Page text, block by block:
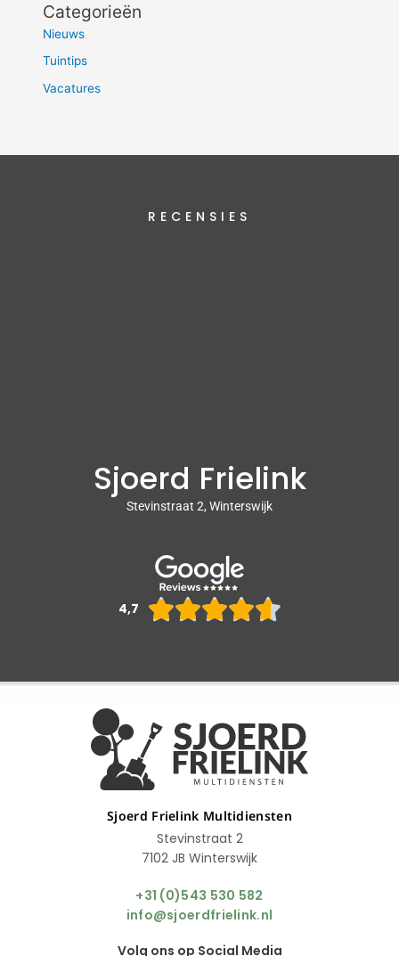
Categorieën
Nieuws
Tuintips
Vacatures
RECENSIES
Sjoerd Frielink
Stevinstraat 2, Winterswijk
4,7 
Sjoerd Frielink Multidiensten
Stevinstraat 2
7102 JB Winterswijk
+31 (0)543 530 582
info@sjoerdfrielink.nl
Volg ons op Social Media